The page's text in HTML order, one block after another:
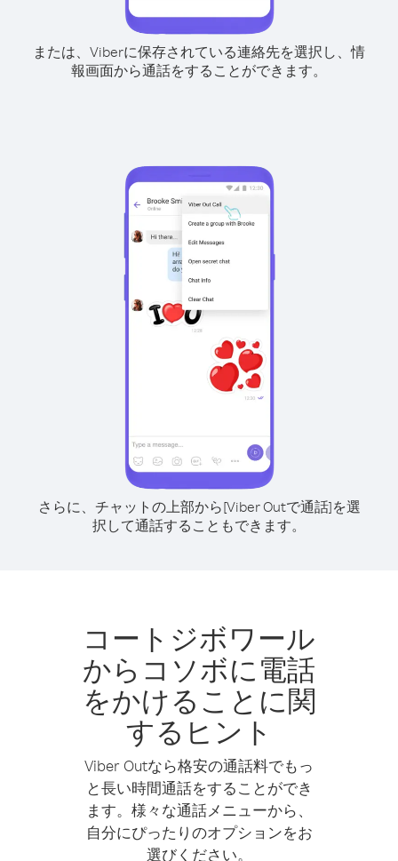
または、Viberに保存されている連絡先を選択し、情
報画面から通話をすることができます。
さらに、チャットの上部から[Viber Outで通話]を選
択して通話することもできます。
コートジボワール
からコソボに電話
をかけることに関
するヒント
Viber Outなら格安の通話料でもっ
と長い時間通話をすることができ
ます。様々な通話メニューから、
自分にぴったりのオプションをお
選びください。